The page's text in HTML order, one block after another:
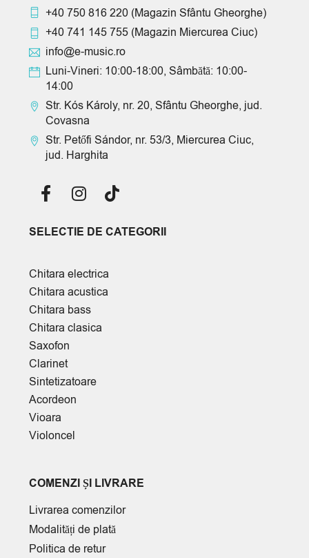
+40 750 816 220 (Magazin Sfântu Gheorghe)
+40 741 145 755 (Magazin Miercurea Ciuc)
info@e-music.ro
Luni-Vineri: 10:00-18:00, Sâmbătă: 10:00-
14:00
Str. Kós Károly, nr. 20, Sfântu Gheorghe, jud.
Covasna
Str. Petőfi Sándor, nr. 53/3, Miercurea Ciuc,
jud. Harghita
SELECTIE DE CATEGORII
Chitara electrica
Chitara acustica
Chitara bass
Chitara clasica
Saxofon
Clarinet
Sintetizatoare
Acordeon
Vioara
Violoncel
COMENZI ȘI LIVRARE
Livrarea comenzilor
Modalități de plată
Politica de retur